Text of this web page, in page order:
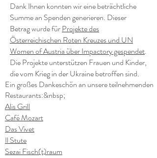
Dank Ihnen konnten wir eine beträchtliche
Summe an Spenden generieren. Dieser
Betrag wurde fürProjekte des
Österreichischen Roten Kreuzes und UN
Women of Austria über Impactory gespendet.
Die Projekte unterstützen Frauen und Kinder,
die vom Krieg in der Ukraine betroffen sind.
Ein großes Dankeschön an unsere teilnehmenden
Restaurants:&nbsp;
Alis Grill
Café Mozart
Das Vivet
Il Stute
Sezai Fisch(t)raum